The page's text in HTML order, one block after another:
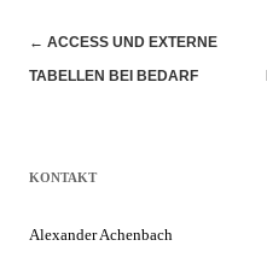
Navigation
(Beiträge)
← ACCESS UND EXTERNE
TABELLEN BEI BEDARF
KONTAKT
Alexander Achenbach